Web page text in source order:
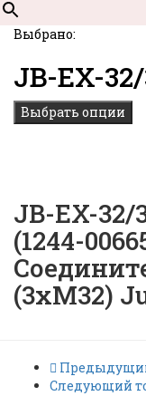
Выбрано:
JB-EX-
Выбрать опции
JB-EX-32/
(1244-
(3xM32)
Следующий